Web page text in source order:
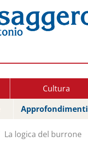
Cultura
Approfondimenti
La logica del burrone